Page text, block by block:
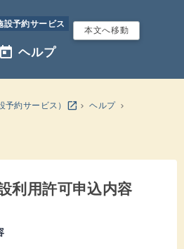
予約サービス
本文へ移動
today ヘルプ
約サービス） open_in_new ヘルプ
利用許可申込内容